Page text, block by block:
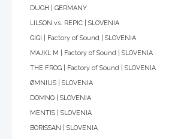
DUGH | GERMANY
LILSON vs. REPIC | SLOVENIA
GIGI | Factory of Sound | SLOVENIA
MAJKL M | Factory of Sound | SLOVENIA
THE FROG | Factory of Sound | SLOVENIA
ØMNIUS | SLOVENIA
DOMNQ | SLOVENIA
MENTIS | SLOVENIA
BORISSAN | SLOVENIA